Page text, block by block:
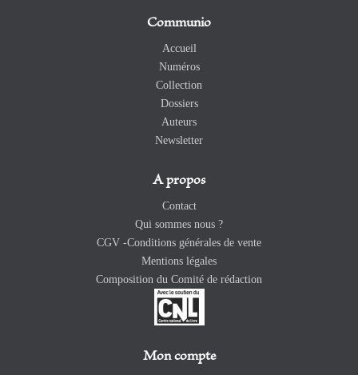
Communio
Accueil
Numéros
Collection
Dossiers
Auteurs
Newsletter
A propos
Contact
Qui sommes nous ?
CGV -Conditions générales de vente
Mentions légales
Composition du Comité de rédaction
Mon compte